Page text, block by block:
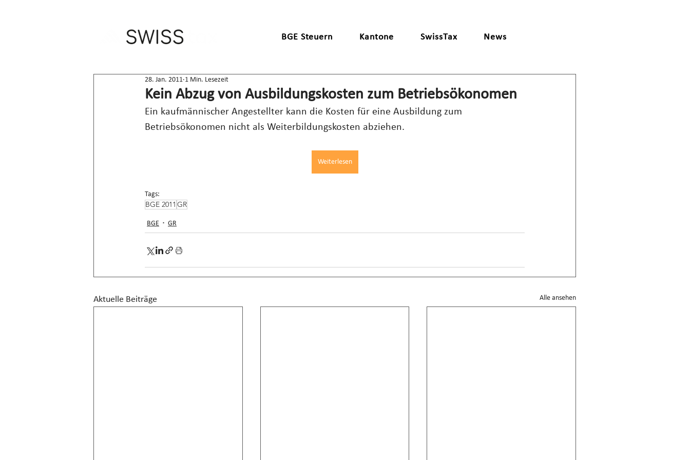
BGE Steuern Kantone SwissTax News
Kein Abzug von Ausbildungskosten zum Betriebsökonomen
28. Jan. 2011 1 Min. Lesezeit
Ein kaufmännischer Angestellter kann die Kosten für eine Ausbildung zum
Betriebsökonomen nicht als Weiterbildungskosten abziehen.
Weiterlesen
Tags:
BGE 2011 GR
BGE GR
Aktuelle Beiträge Alle ansehen